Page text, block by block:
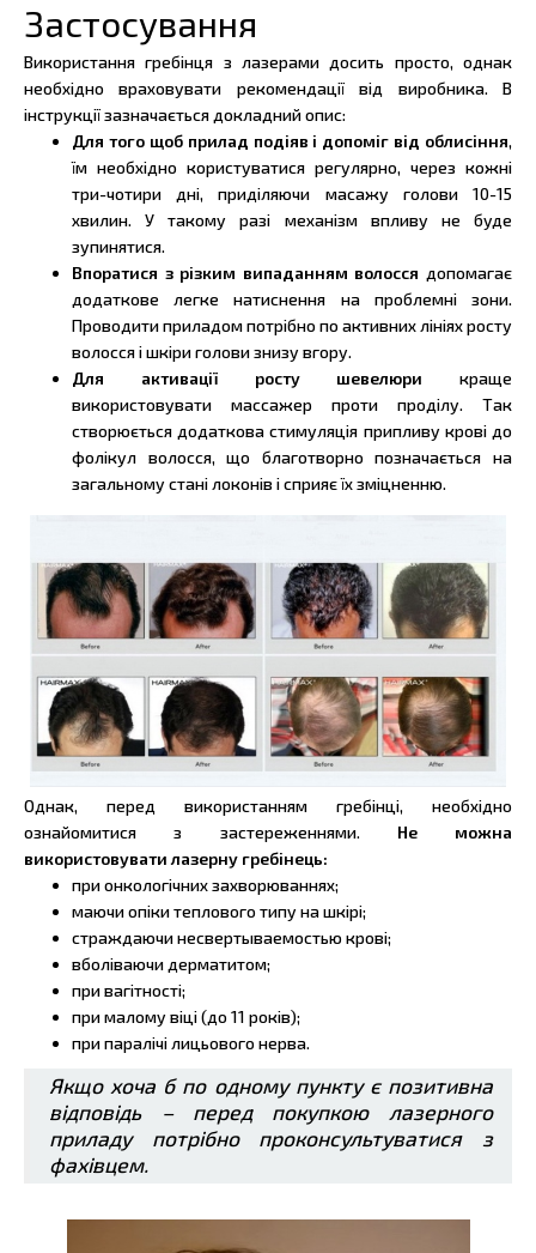
Застосування
Використання гребінця з лазерами досить просто, однак
необхідно враховувати рекомендації від виробника. В
інструкції зазначається докладний опис:
Для того щоб прилад подіяв і допоміг від облисіння,
їм необхідно користуватися регулярно, через кожні
три-чотири дні, приділяючи масажу голови 10-15
хвилин. У такому разі механізм впливу не буде
зупинятися.
Впоратися з різким випаданням волосся допомагає
додаткове легке натиснення на проблемні зони.
Проводити приладом потрібно по активних лініях росту
волосся і шкіри голови знизу вгору.
Для активації росту шевелюри краще
використовувати массажер проти проділу. Так
створюється додаткова стимуляція припливу крові до
фолікул волосся, що благотворно позначається на
загальному стані локонів і сприяє їх зміцненню.
Однак, перед використанням гребінці, необхідно
ознайомитися з застереженнями. Не можна
використовувати лазерну гребінець:
при онкологічних захворюваннях;
маючи опіки теплового типу на шкірі;
страждаючи несвертываемостью крові;
вболіваючи дерматитом;
при вагітності;
при малому віці (до 11 років);
при паралічі лицьового нерва.
Якщо хоча б по одному пункту є позитивна
відповідь – перед покупкою лазерного
приладу потрібно проконсультуватися з
фахівцем.